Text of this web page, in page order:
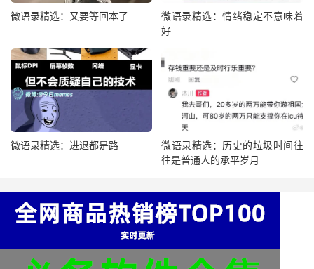
微语录精选：又要等回本了
微语录精选：情绪稳定不意味着
好
微语录精选：进退都是路
微语录精选：历史的垃圾时间往
往是普通人的承平岁月